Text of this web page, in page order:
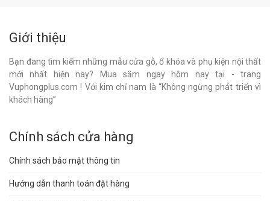
Giới thiệu
Bạn đang tìm kiếm những mẫu cửa gỗ, ổ khóa và phụ kiện nội thất
mới nhất hiện nay? Mua sắm ngay hôm nay tại - trang
Vuphongplus.com ! Với kim chỉ nam là “Không ngừng phát triển vì
khách hàng”
Chính sách cửa hàng
Chính sách bảo mật thông tin
Hướng dẫn thanh toán đặt hàng